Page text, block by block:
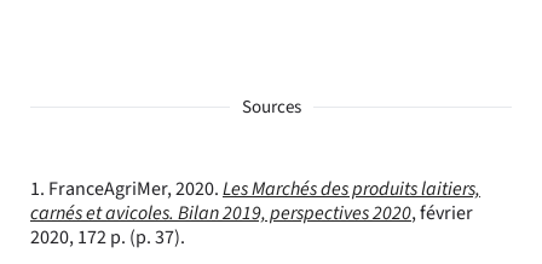
Sources
1. FranceAgriMer, 2020.Les Marchés des produits laitiers,
carnés et avicoles. Bilan 2019, perspectives 2020, février
2020, 172 p. (p. 37).